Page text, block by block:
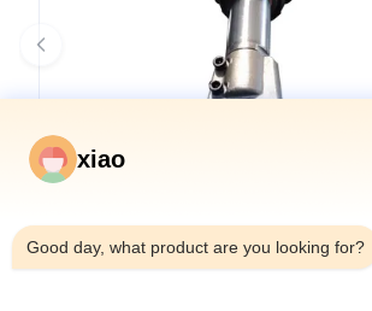
トンネルボーリングマシン用OEMダブルシ
ールドTBMテレスコピック油圧シリンダー
xiao
Good day, what product are you looking for?